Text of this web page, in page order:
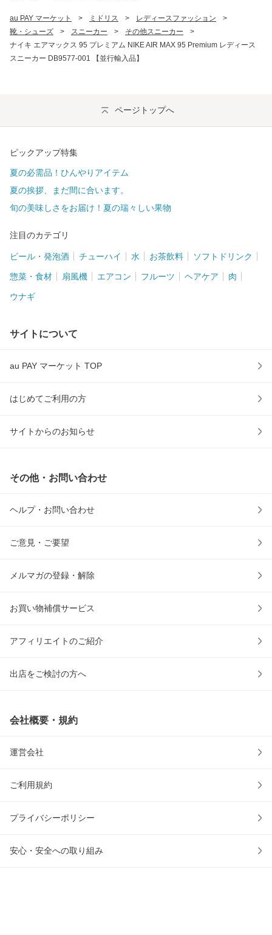
au PAY マーケット > ミドリス > レディースファッション
>
靴・シューズ
> スニーカー > その他スニーカー
>
ナイキ エアマックス 95 プレミアム NIKE AIR MAX 95 Premium レディース
スニーカー DB9577-001 【並行輸入品】
ページトップへ
ピックアップ特集
夏の必需品！ひんやりアイテム
夏の挨拶、まだ間に合います。
旬の美味しさをお届け！夏の瑞々しい果物
注目のカテゴリ
ビール・発泡酒 チューハイ 水 お茶飲料 ソフトドリンク
惣菜・食材 扇風機 エアコン フルーツ ヘアケア 肉
ウナギ
サイトについて
au PAY マーケット TOP
はじめてご利用の方
サイトからのお知らせ
その他・お問い合わせ
ヘルプ・お問い合わせ
ご意見・ご要望
メルマガの登録・解除
お買い物補償サービス
アフィリエイトのご紹介
出店をご検討の方へ
会社概要・規約
運営会社
ご利用規約
プライバシーポリシー
安心・安全への取り組み